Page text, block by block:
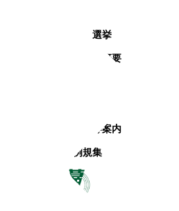
選挙
町の概要
観光地・公共施設等案内
電子掲示場・例規集